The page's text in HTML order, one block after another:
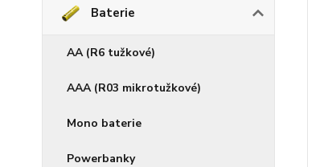
Baterie
AA (R6 tužkové)
AAA (R03 mikrotužkové)
Mono baterie
Powerbanky